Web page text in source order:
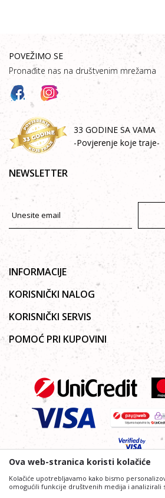
POVEŽIMO SE
Pronađite nas na društvenim mrežama
33 GODINE SA VAMA
-Povjerenje koje traje-
NEWSLETTER
INFORMACIJE
O nama
Galerija
Saradnja
KORISNIČKI NALOG
Uputstvo za registraciju
Zaboravljena lozinka
Poručivanje
KORISNIČKI SERVIS
Politika privatnosti
Autorska prava
Uslovi korišćenja
Uslovi isporuke
Reklamacije
Plaćanje platnim karticama
POMOĆ PRI KUPOVINI
Kako kupiti online?
Najčešća pitanja
Nastojimo da budemo što precizniji i
Ova web-stranica koristi kolačiće
Kolačiće upotrebljavamo kako bismo
omogućili funkcije društvenih medija i analizirali